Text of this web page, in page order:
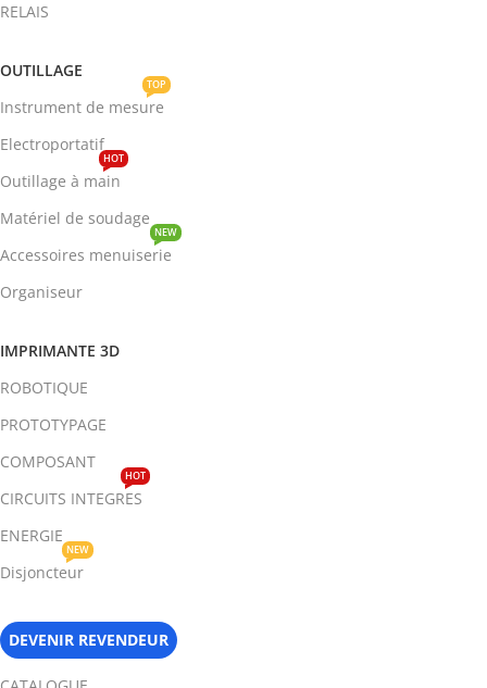
RELAIS
OUTILLAGE
Instrument de mesure
TOP
Electroportatif
Outillage à main
HOT
Matériel de soudage
Accessoires menuiserie
NEW
Organiseur
IMPRIMANTE 3D
ROBOTIQUE
PROTOTYPAGE
COMPOSANT
CIRCUITS INTEGRES
HOT
ENERGIE
Disjoncteur
NEW
DEVENIR REVENDEUR